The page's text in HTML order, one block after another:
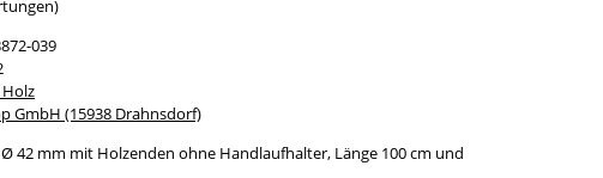
039
GmbH (15938 Drahnsdorf)
42 mm mit Holzenden ohne Handlaufhalter, Länge 100 cm und